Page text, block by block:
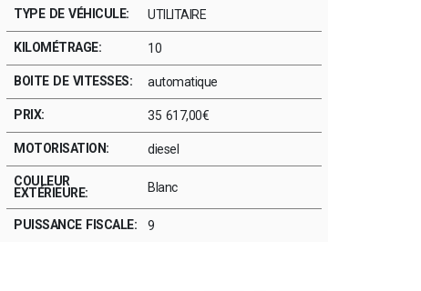
TYPE DE VÉHICULE: UTILITAIRE
KILOMÉTRAGE: 10
BOITE DE VITESSES: automatique
PRIX: 35 617,00€
MOTORISATION: diesel
COULEUR
EXTÉRIEURE:
Blanc
PUISSANCE FISCALE: 9